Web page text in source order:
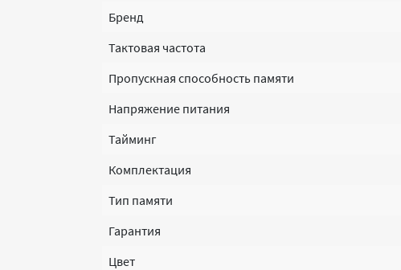
Бренд
Тактовая частота
Пропускная способность памяти
Напряжение питания
Тайминг
Комплектация
Тип памяти
Гарантия
Цвет